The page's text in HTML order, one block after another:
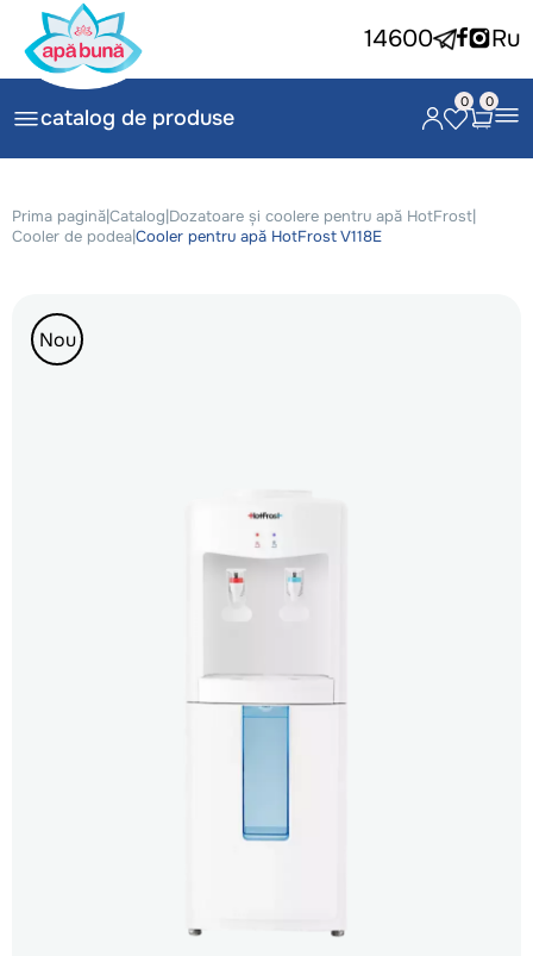
14600 Ru
catalog de produse
0 0
Prima pagină|Catalog|Dozatoare și coolere pentru apă HotFrost|
Cooler de podea|Cooler pentru apă HotFrost V118E
Nou